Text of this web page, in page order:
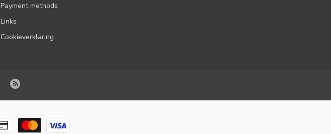
Payment methods
Links
Cookieverklaring